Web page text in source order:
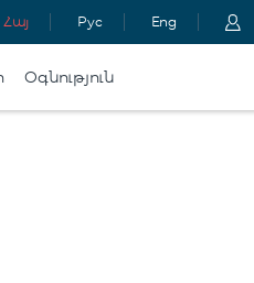
Հայ Рус Eng
Օգնություն